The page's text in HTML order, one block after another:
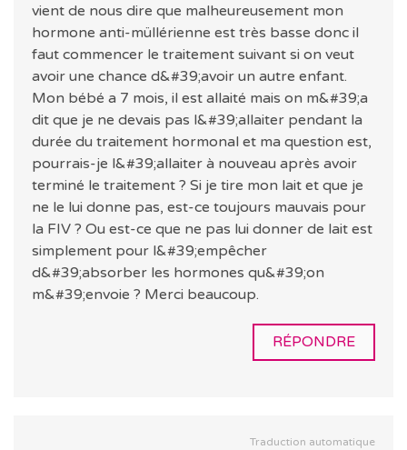
vient de nous dire que malheureusement mon
hormone anti-müllérienne est très basse donc il
faut commencer le traitement suivant si on veut
avoir une chance d&#39;avoir un autre enfant.
Mon bébé a 7 mois, il est allaité mais on m&#39;a
dit que je ne devais pas l&#39;allaiter pendant la
durée du traitement hormonal et ma question est,
pourrais-je l&#39;allaiter à nouveau après avoir
terminé le traitement ? Si je tire mon lait et que je
ne le lui donne pas, est-ce toujours mauvais pour
la FIV ? Ou est-ce que ne pas lui donner de lait est
simplement pour l&#39;empêcher
d&#39;absorber les hormones qu&#39;on
m&#39;envoie ? Merci beaucoup.
RÉPONDRE
Traduction automatique